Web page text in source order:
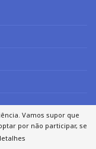
Vamos supor que
por não participar, se